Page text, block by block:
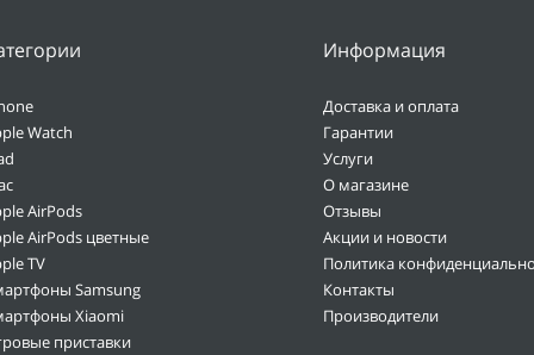
Watch
AirPods
AirPods цветные
TV
Samsung
Xiaomi
приставки
Информация
Доставка и оплата
Гарантии
Услуги
О магазине
Отзывы
Акции и новости
Политика
Контакты
Производители